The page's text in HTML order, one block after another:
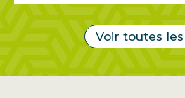
Voir toutes